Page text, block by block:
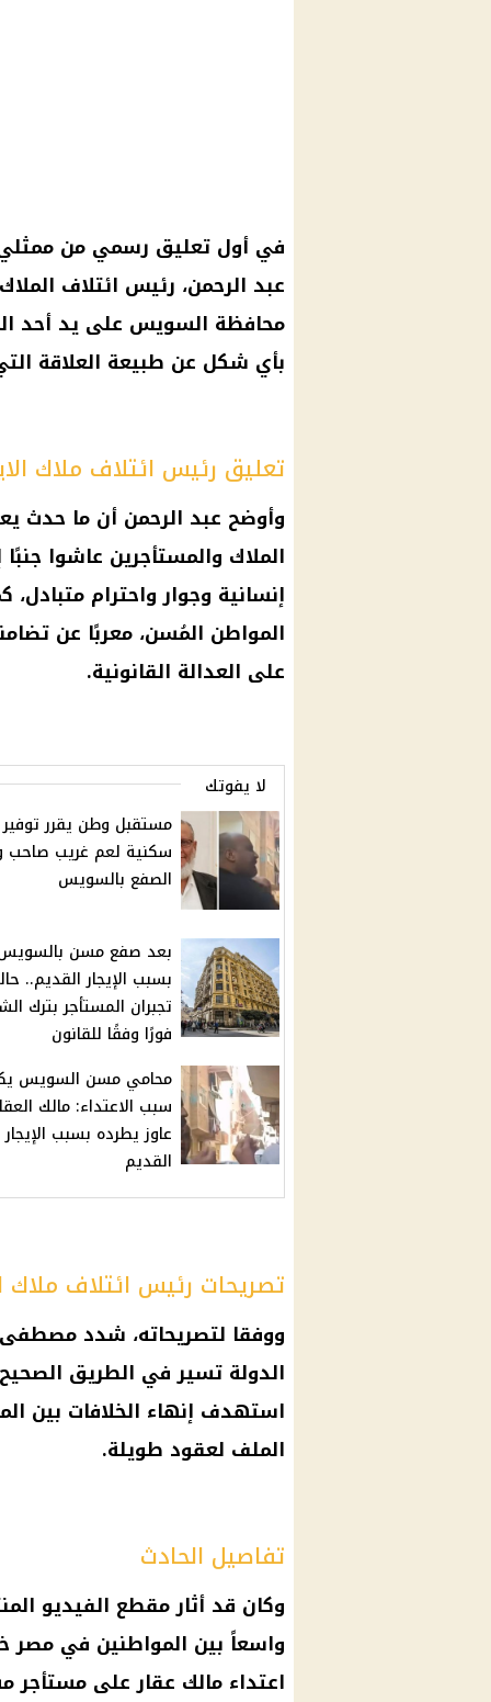
في أول تعليق رسمي من ممثلي
عبد الرحمن، رئيس ائتلاف
محافظة السويس على يد أحد
بأي شكل عن طبيعة العلاقة
تعليق رئيس ائتلاف ملاك
وأوضح عبد الرحمن أن ما حدث
الملاك والمستأجرين عاشوا
إنسانية وجوار واحترام
المواطن المُسن، معربًا عن
على العدالة القانونية.
لا يفوتك
مستقبل وطن يقرر
سكنية لعم غريب صاحب
الصفع بالسويس
بعد صفع مسن
بسبب الإيجار القديم..
تجبران المستأجر بترك
فورًا وفقًا للقانون
محامي مسن السويس
سبب الاعتداء: مالك
عاوز يطرده بسبب الإيجار
القديم
تصريحات رئيس ائتلاف ملاك
ووفقا لتصريحاته، شدد مصطفى
الدولة تسير في الطريق
استهدف إنهاء الخلافات بين
الملف لعقود طويلة.
تفاصيل الحادث
وكان قد أثار مقطع الفيديو
واسعاً بين المواطنين في مصر
اعتداء مالك عقار على مستأجر